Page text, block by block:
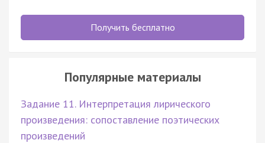
Получить бесплатно
Популярные материалы
Задание 11. Интерпретация лирического
произведения: сопоставление поэтических
произведений